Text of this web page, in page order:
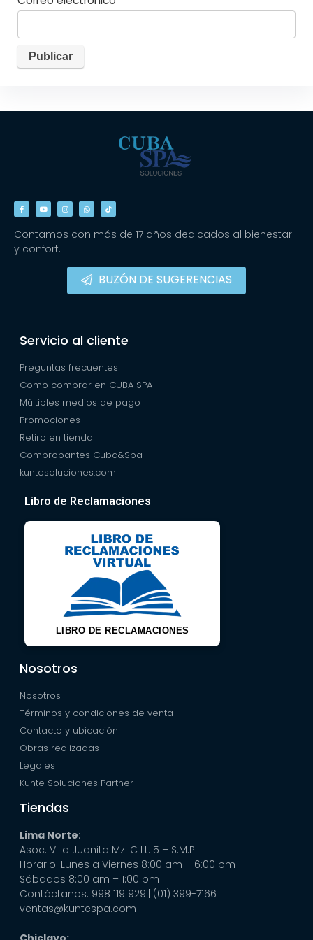
Contamos con más de 17 años dedicados al bienestar
y confort.
BUZÓN DE SUGERENCIAS
Servicio al cliente
Preguntas frecuentes
Como comprar en CUBA SPA
Múltiples medios de pago
Promociones
Retiro en tienda
Comprobantes Cuba&Spa
kuntesoluciones.com
Libro de Reclamaciones
LIBRO DE RECLAMACIONES
Nosotros
Nosotros
Términos y condiciones de venta
Contacto y ubicación
Obras realizadas
Legales
Kunte Soluciones Partner
Tiendas
Lima Norte:
Asoc. Villa Juanita Mz. C Lt. 5 – S.M.P.
Horario: Lunes a Viernes 8:00 am – 6:00 pm
Sábados 8:00 am – 1:00 pm
Contáctanos: 998 119 929 | (01) 399-7166
ventas@kuntespa.com